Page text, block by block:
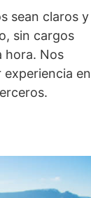
sean claros y
sin cargos
hora. Nos
en